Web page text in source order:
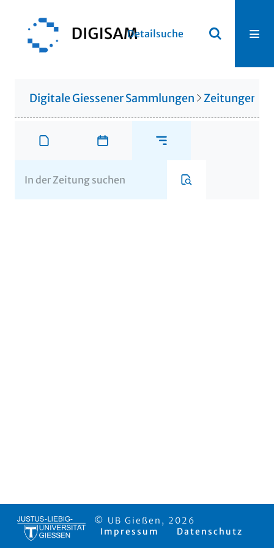
Detailsuche
Digitale Giessener Sammlungen Zeitungen
© UB Gießen, 2026
Impressum
Datenschutz